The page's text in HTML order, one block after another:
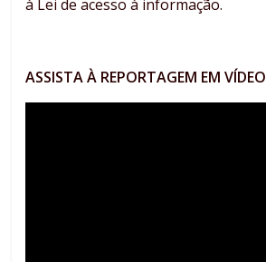
à Lei de acesso à informação.
ASSISTA À REPORTAGEM EM VÍDEO